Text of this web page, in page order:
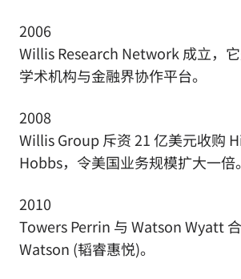
2006
Willis Research Network 成立，
学术机构与金融界协作平台。
2008
Willis Group 斥资 21 亿美元收购
Hobbs，令美国业务规模扩大一倍。
2010
Towers Perrin 与 Watson Wyatt
Watson (韬睿惠悦)。